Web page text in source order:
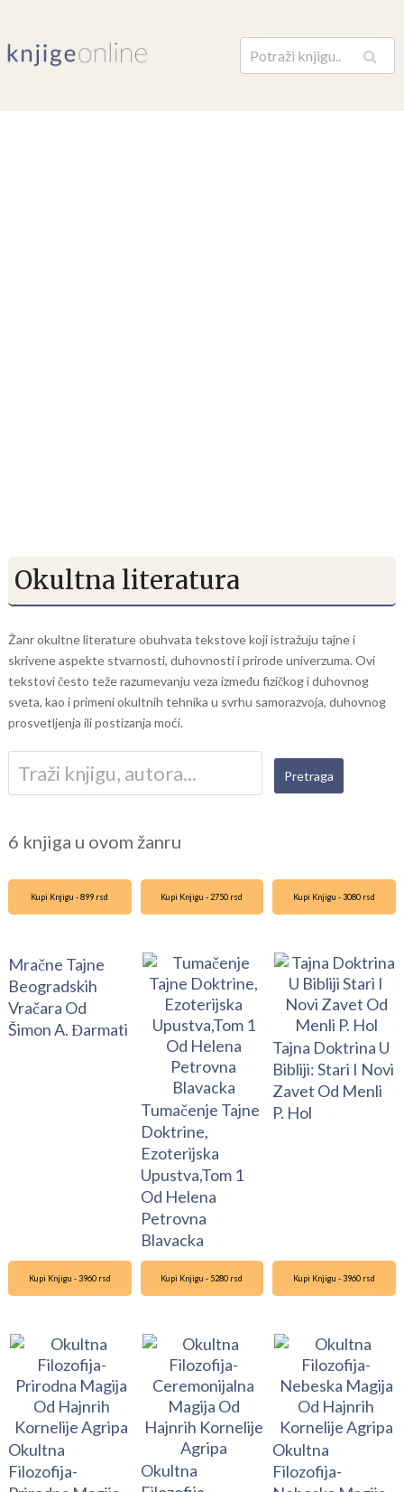
Pretraga
Okultna literatura
Žanr okultne literature obuhvata tekstove koji istražuju tajne i
skrivene aspekte stvarnosti, duhovnosti i prirode univerzuma. Ovi
tekstovi često teže razumevanju veza između fizičkog i duhovnog
sveta, kao i primeni okultnih tehnika u svrhu samorazvoja, duhovnog
prosvetljenja ili postizanja moći.
6 knjiga u ovom žanru
Kupi Knjigu - 899 rsd
Mračne Tajne
Beogradskih
Vračara Od
Šimon A. Đarmati
Kupi Knjigu - 2750 rsd
Tumačenje Tajne
Doktrine,
Ezoterijska
Upustva,Tom 1
Od Helena
Petrovna
Blavacka
Kupi Knjigu - 3080 rsd
Tajna Doktrina U
Bibliji: Stari I Novi
Zavet Od Menli
P. Hol
Kupi Knjigu - 3960 rsd
Okultna
Filozofija-
Kupi Knjigu - 5280 rsd
Okultna
Kupi Knjigu - 3960 rsd
Okultna
Filozofija-